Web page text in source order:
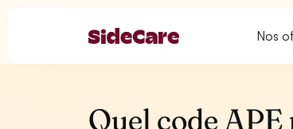
Nos
Quel code